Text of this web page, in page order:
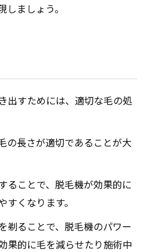
ましょう。
出すためには、適切な毛の処
の長さが適切であることが大
ることで、脱毛機が効果的に
くなります。
剃ることで、脱毛機のパワー
果的に毛を減らせたり施術中